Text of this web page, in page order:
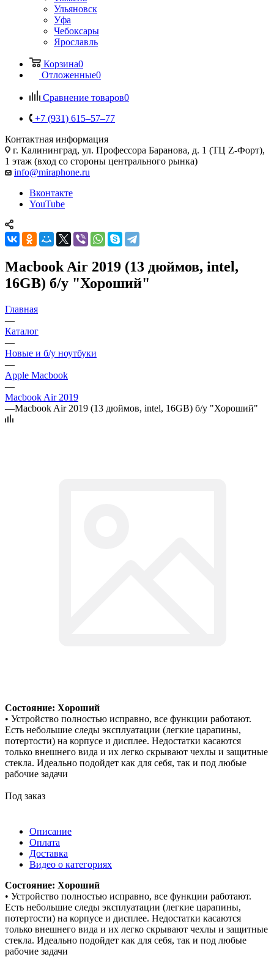
Ульяновск
Уфа
Чебоксары
Ярославль
Корзина0
Отложенные0
Сравнение товаров0
+7 (931) 615‒57‒77
Контактная информация
г. Калининград, ул. Профессора Баранова, д. 1 (ТЦ Z-Форт),
1 этаж (вход со стороны центрального рынка)
info@miraphone.ru
Вконтакте
YouTube
Macbook Air 2019 (13 дюймов, intel,
16GB) б/у "Хороший"
Главная
—
Каталог
—
Новые и б/у ноутбуки
—
Apple Macbook
—
Macbook Air 2019
—Macbook Air 2019 (13 дюймов, intel, 16GB) б/у "Хороший"
Состояние: Хороший
• Устройство полностью исправно, все функции работают.
Есть небольшие следы эксплуатации (легкие царапины,
потертости) на корпусе и дисплее. Недостатки касаются
только внешнего вида и их легко скрывают чехлы и защитные
стекла. Идеально подойдет как для себя, так и под любые
рабочие задачи
Под заказ
Описание
Оплата
Доставка
Видео о категориях
Состояние: Хороший
• Устройство полностью исправно, все функции работают.
Есть небольшие следы эксплуатации (легкие царапины,
потертости) на корпусе и дисплее. Недостатки касаются
только внешнего вида и их легко скрывают чехлы и защитные
стекла. Идеально подойдет как для себя, так и под любые
рабочие задачи